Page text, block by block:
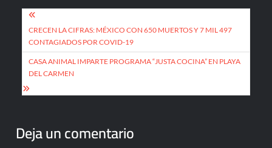
Navegación
de
entradas
CRECEN LA CIFRAS: MÉXICO CON 650 MUERTOS Y 7 MIL 497
CONTAGIADOS POR COVID-19
CASA ANIMAL IMPARTE PROGRAMA “JUSTA COCINA” EN PLAYA
DEL CARMEN
Deja un comentario